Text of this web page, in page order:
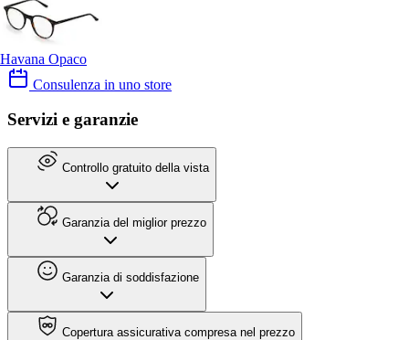
Havana Opaco
Consulenza in uno store
Servizi e garanzie
Controllo gratuito della vista
Garanzia del miglior prezzo
Garanzia di soddisfazione
Copertura assicurativa compresa nel prezzo